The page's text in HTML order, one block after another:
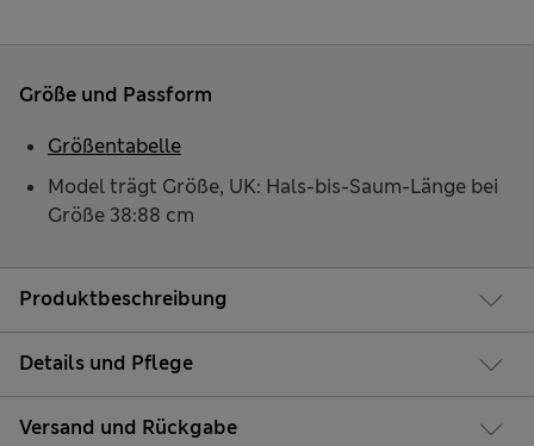
Produktbeschreibung
Details und Pflege
Versand und Rückgabe
Größe und Passform
Model trägt Größe, UK: Hals-bis-Saum-Länge bei
Größe 38:88 cm
Größentabelle